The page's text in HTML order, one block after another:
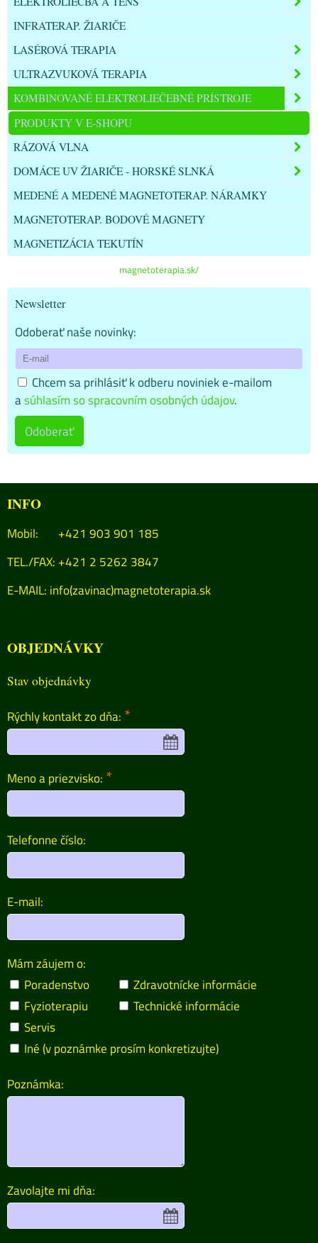
INFRATERAP. ŽIARIČE
LASÉROVÁ TERAPIA
ULTRAZVUKOVÁ TERAPIA
KOMBINOVANÉ ELEKTROLIEČEBNÉ PRÍSTROJE
PRODUKTY V E-SHOPU
RÁZOVÁ VLNA
DOMÁCE UV ŽIARIČE - HORSKÉ SLNKÁ
MEDENÉ A MEDENÉ MAGNETOTERAP. NÁRAMKY
MAGNETOTERAP. BODOVÉ MAGNETY
MAGNETIZÁCIA TEKUTÍN
magnetoterapia.sk/
Newsletter
Odoberať naše novinky:
Chcem sa prihlásiť k odberu noviniek e-mailom
asúhlasím so spracovním osobných údajov.
Odoberať
INFO
Mobil: +421 903 901 185
TEL./FAX: +421 2 5262 3847
E-MAIL: info(zavinac)magnetoterapia.sk
OBJEDNÁVKY
Stav objednávky
Rýchly kontakt zo dňa: *
Meno a priezvisko: *
Telefonne číslo:
E-mail:
Mám záujem o:
Poradenstvo
Zdravotnícke informácie
Fyzioterapiu
Technické informácie
Servis
Iné (v poznámke prosím konkretizujte)
Poznámka:
Zavolajte mi dňa: